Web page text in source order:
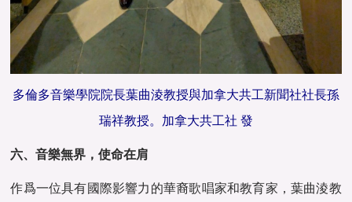
多倫多音樂學院院長葉曲淩教授與加拿大共工新聞社社長孫
瑞祥教授。加拿大共工社 發
六、音樂無界，使命在肩
作爲一位具有國際影響力的華裔歌唱家和教育家，葉曲淩教